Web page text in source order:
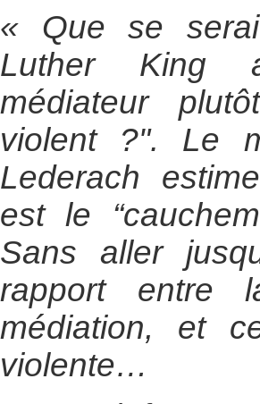
« Que se
Luther King
médiateur
violent ?". Le
Lederach
est le
Sans aller
rapport entre
médiation, et
violente…